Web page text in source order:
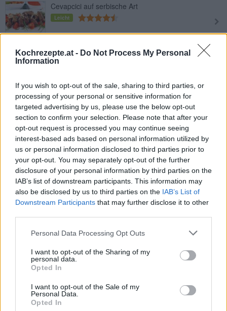
Kochrezepte.at - Do Not Process My Personal
Information
If you wish to opt-out of the sale, sharing to third parties, or
processing of your personal or sensitive information for
targeted advertising by us, please use the below opt-out
section to confirm your selection. Please note that after your
opt-out request is processed you may continue seeing
interest-based ads based on personal information utilized by
us or personal information disclosed to third parties prior to
your opt-out. You may separately opt-out of the further
disclosure of your personal information by third parties on the
IAB’s list of downstream participants. This information may
also be disclosed by us to third parties on the IAB’s List of
Downstream Participants that may further disclose it to other
Personal Data Processing Opt Outs
I want to opt-out of the Sharing of my
personal data.
Opted In
I want to opt-out of the Sale of my
Personal Data.
Opted In
Cevapcici auf serbische Art
Leicht
Faschierter Braten aus dem
Backofen
Falscher Hase
Mittel
Köttbullar
Mittel
Hackbraten Meatloaf mit
Kartoffelpüreekruste
Faschiertes mit Kartoffelpüree
Mittel
Mittel